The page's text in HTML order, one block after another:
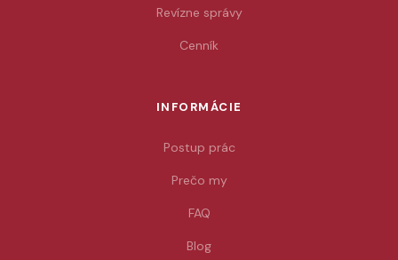
Revízne správy
Cenník
INFORMÁCIE
Postup prác
Prečo my
FAQ
Blog